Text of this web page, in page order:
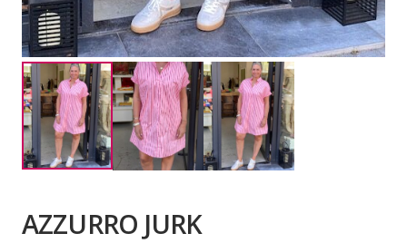
AZZURRO JURK